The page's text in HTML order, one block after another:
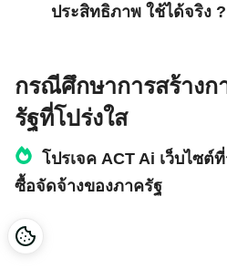
ประสิทธิภาพ ใช้ได้จริง ?
กรณีศึกษาการสร้างก
รัฐที่โปร่งใส
โปรเจค ACT Ai เว็บไซ
ซื้อจัดจ้างของภาครัฐ